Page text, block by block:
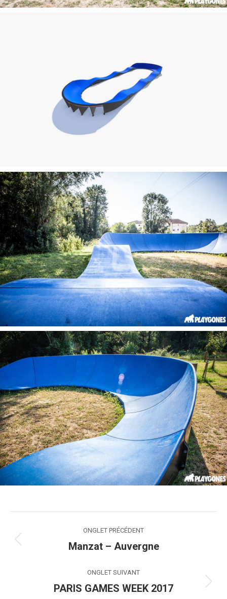
de
commentaire
ONGLET PRÉCÉDENT
Onglet
Manzat – Auvergne
ONGLET SUIVANT
Onglet
PARIS GAMES WEEK 2017